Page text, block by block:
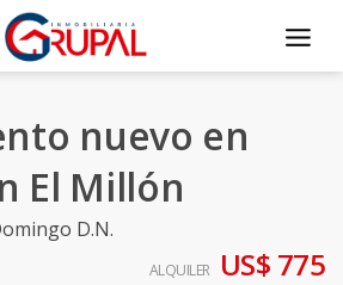
nuevo en
El Millón
D.N.
ALQUILER US$ 775